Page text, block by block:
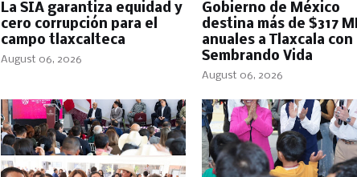
La SIA garantiza equidad y
cero corrupción para el
campo tlaxcalteca
August 06, 2026
Gobierno de México
destina más de $317
anuales a Tlaxcala con
Sembrando Vida
August 06, 2026